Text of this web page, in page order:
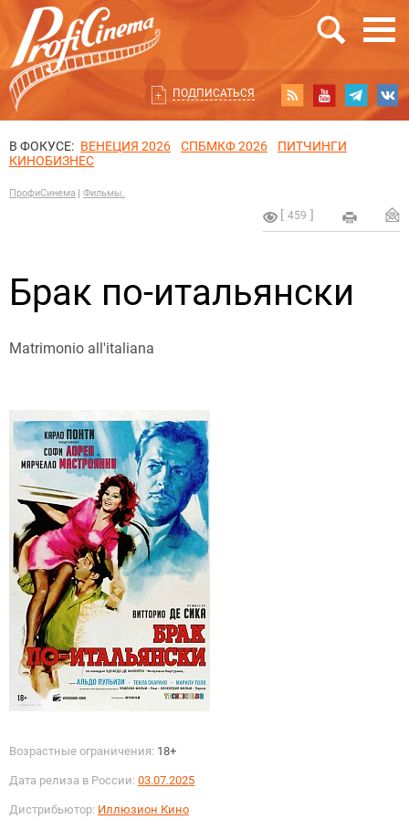
ПОДПИСАТЬСЯ
В ФОКУСЕ: ВЕНЕЦИЯ 2026 СПБМКФ 2026
ПИТЧИНГИ
КИНОБИЗНЕС
ПрофиСинема Фильмы.
459
Брак по-итальянски
Matrimonio all'italiana
Возрастные ограничения: 18+
Дата релиза в России: 03.07.2025
Дистрибьютор: Иллюзион Кино